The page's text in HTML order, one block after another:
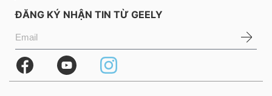
ĐĂNG KÝ NHẬN TIN TỪ GEELY